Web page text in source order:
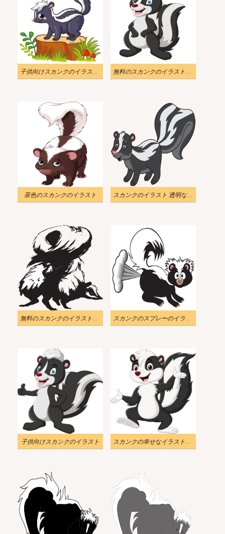
子供向けスカンクのイラストをダウンロード 無料のスカンクのイラスト画像
茶色のスカンクのイラスト スカンクのイラスト 透明な背景 2
無料のスカンクのイラスト白黒 スカンクのスプレーのイラストPng
子供向けスカンクのイラスト スカンクの幸せなイラスト無料画像